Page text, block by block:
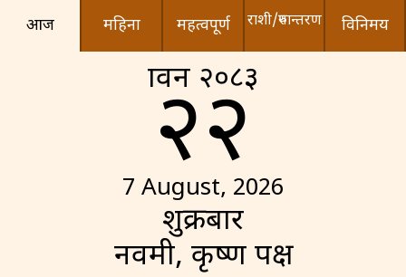
आज महिना महत्वपूर्ण राशी/रुपान्तरण विनिमय
श्रावन २०८३
२२
7 August, 2026
शुक्रबार
नवमी, कृष्ण पक्ष